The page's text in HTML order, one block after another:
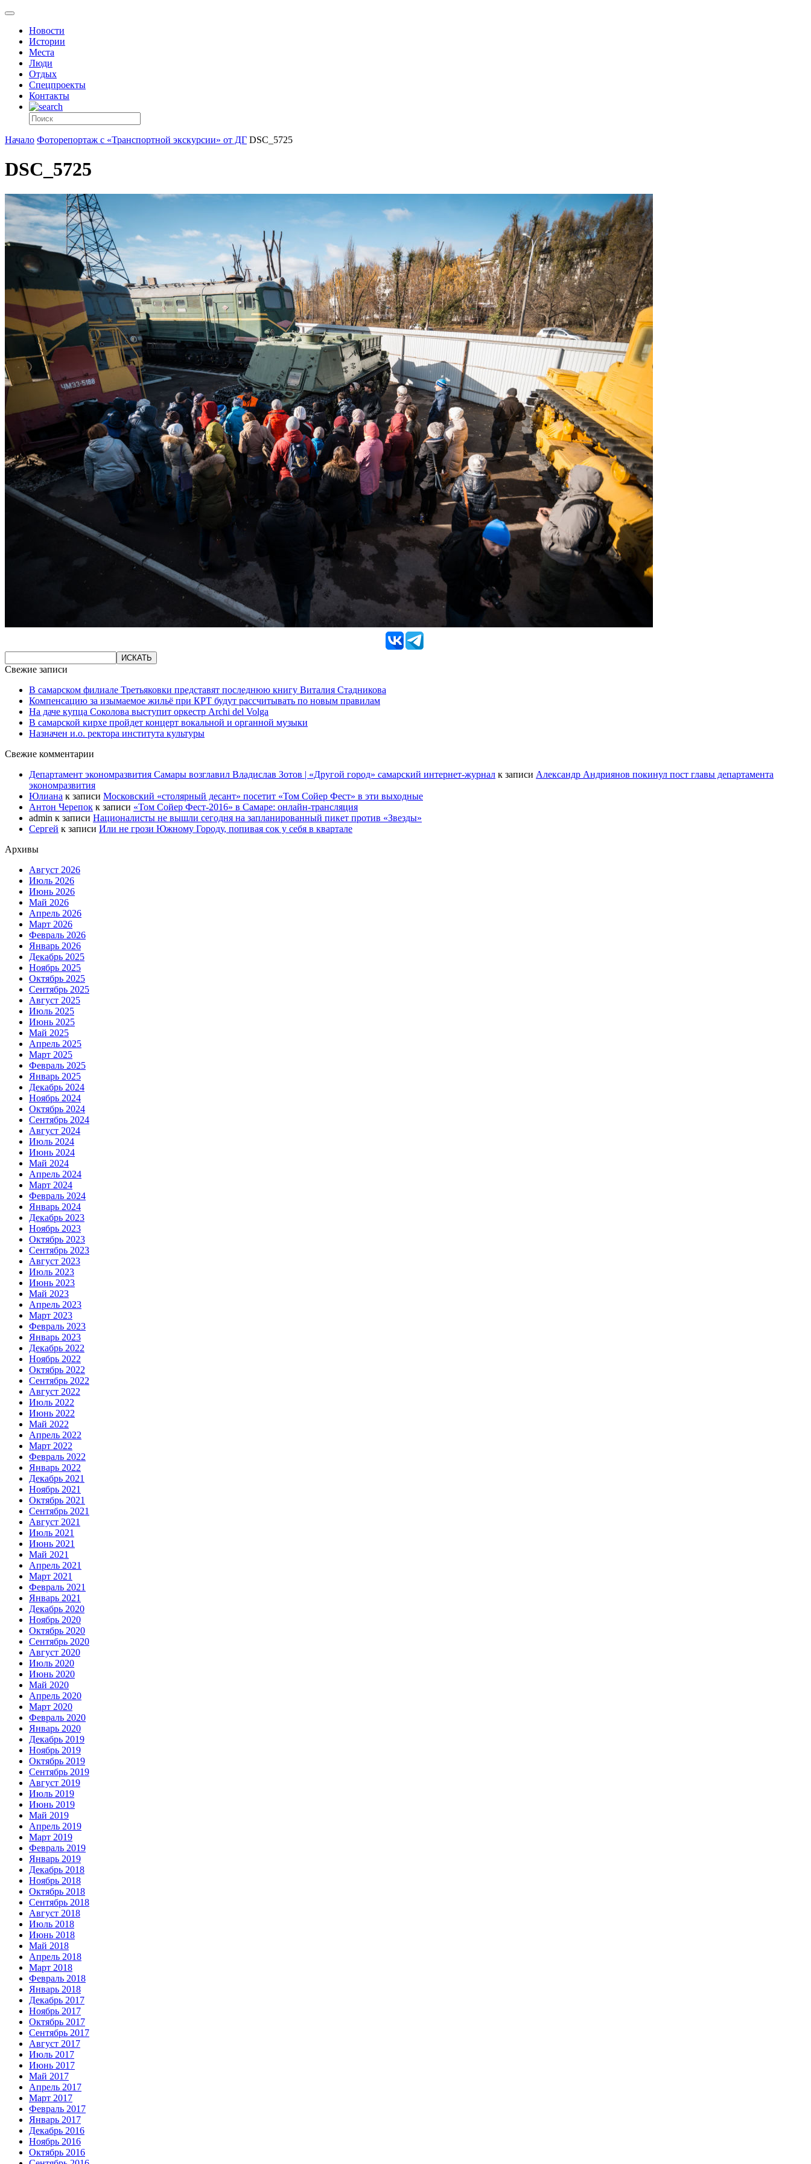
Новости
Истории
Места
Люди
Отдых
Спецпроекты
Контакты
Начало Фоторепортаж с «Транспортной экскурсии» от ДГ DSC_5725
DSC_5725
Свежие записи
В самарском филиале Третьяковки представят последнюю книгу Виталия Стадникова
Компенсацию за изымаемое жильё при КРТ будут рассчитывать по новым правилам
На даче купца Соколова выступит оркестр Archi del Volga
В самарской кирхе пройдет концерт вокальной и органной музыки
Назначен и.о. ректора института культуры
Свежие комментарии
Департамент экономразвития Самары возглавил Владислав Зотов | «Другой город» самарский интернет-журнал к записи Александр Андриянов покинул пост главы департамента
экономразвития
Юлиана к записи Московский «столярный десант» посетит «Том Сойер Фест» в эти выходные
Антон Черепок к записи «Том Сойер Фест-2016» в Самаре: онлайн-трансляция
admin к записи Националисты не вышли сегодня на запланированный пикет против «Звезды»
Сергей к записи Или не грози Южному Городу, попивая сок у себя в квартале
Архивы
Август 2026
Июль 2026
Июнь 2026
Май 2026
Апрель 2026
Март 2026
Февраль 2026
Январь 2026
Декабрь 2025
Ноябрь 2025
Октябрь 2025
Сентябрь 2025
Август 2025
Июль 2025
Июнь 2025
Май 2025
Апрель 2025
Март 2025
Февраль 2025
Январь 2025
Декабрь 2024
Ноябрь 2024
Октябрь 2024
Сентябрь 2024
Август 2024
Июль 2024
Июнь 2024
Май 2024
Апрель 2024
Март 2024
Февраль 2024
Январь 2024
Декабрь 2023
Ноябрь 2023
Октябрь 2023
Сентябрь 2023
Август 2023
Июль 2023
Июнь 2023
Май 2023
Апрель 2023
Март 2023
Февраль 2023
Январь 2023
Декабрь 2022
Ноябрь 2022
Октябрь 2022
Сентябрь 2022
Август 2022
Июль 2022
Июнь 2022
Май 2022
Апрель 2022
Март 2022
Февраль 2022
Январь 2022
Декабрь 2021
Ноябрь 2021
Октябрь 2021
Сентябрь 2021
Август 2021
Июль 2021
Июнь 2021
Май 2021
Апрель 2021
Март 2021
Февраль 2021
Январь 2021
Декабрь 2020
Ноябрь 2020
Октябрь 2020
Сентябрь 2020
Август 2020
Июль 2020
Июнь 2020
Май 2020
Апрель 2020
Март 2020
Февраль 2020
Январь 2020
Декабрь 2019
Ноябрь 2019
Октябрь 2019
Сентябрь 2019
Август 2019
Июль 2019
Июнь 2019
Май 2019
Апрель 2019
Март 2019
Февраль 2019
Январь 2019
Декабрь 2018
Ноябрь 2018
Октябрь 2018
Сентябрь 2018
Август 2018
Июль 2018
Июнь 2018
Май 2018
Апрель 2018
Март 2018
Февраль 2018
Январь 2018
Декабрь 2017
Ноябрь 2017
Октябрь 2017
Сентябрь 2017
Август 2017
Июль 2017
Июнь 2017
Май 2017
Апрель 2017
Март 2017
Февраль 2017
Январь 2017
Декабрь 2016
Ноябрь 2016
Октябрь 2016